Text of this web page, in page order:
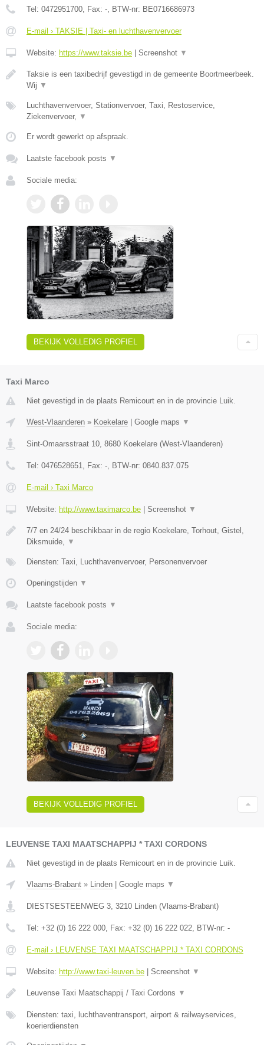
Tel: 0472951700, Fax: -, BTW-nr: BE0716686973
E-mail › TAKSIE | Taxi- en luchthavenvervoer
Website: https://www.taksie.be Screenshot ▼
Taksie is een taxibedrijf gevestigd in de gemeente Boortmeerbeek.
Wij ▼
Luchthavenvervoer, Stationvervoer, Taxi, Restoservice,
Ziekenvervoer, ▼
Er wordt gewerkt op afspraak.
Laatste facebook posts ▼
Sociale media:
BEKIJK VOLLEDIG PROFIEL
Taxi Marco
Niet gevestigd in de plaats Remicourt en in de provincie Luik.
West-Vlaanderen » Koekelare Google maps ▼
Sint-Omaarsstraat 10 8680 Koekelare (West-Vlaanderen)
Tel: 0476528651 , Fax: - , BTW-nr: 0840.837.075
E-mail › Taxi Marco
Website: http://www.taximarco.be Screenshot ▼
7/7 en 24/24 beschikbaar in de regio Koekelare, Torhout, Gistel,
Diksmuide,
▼
Diensten: Taxi, Luchthavenvervoer, Personenvervoer
Openingstijden ▼
Laatste facebook posts ▼
Sociale media:
BEKIJK VOLLEDIG PROFIEL
LEUVENSE TAXI MAATSCHAPPIJ * TAXI CORDONS
Niet gevestigd in de plaats Remicourt en in de provincie Luik.
Vlaams-Brabant » Linden Google maps ▼
DIESTSESTEENWEG 3, 3210 Linden (Vlaams-Brabant)
Tel: +32 (0) 16 222 000, Fax: +32 (0) 16 222 022, BTW-nr: -
E-mail › LEUVENSE TAXI MAATSCHAPPIJ * TAXI CORDONS
Website: http://www.taxi-leuven.be Screenshot ▼
Leuvense Taxi Maatschappij / Taxi Cordons ▼
Diensten: taxi, luchthaventransport, airport & railwayservices,
koerierdiensten